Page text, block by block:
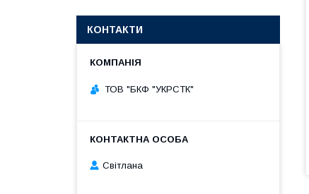
КОНТАКТИ
ТОВ "БКФ "УКРСТК"
Світлана